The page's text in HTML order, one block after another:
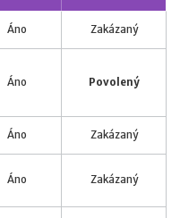
Áno Zakázaný
Áno Povolený
Áno Zakázaný
Áno Zakázaný